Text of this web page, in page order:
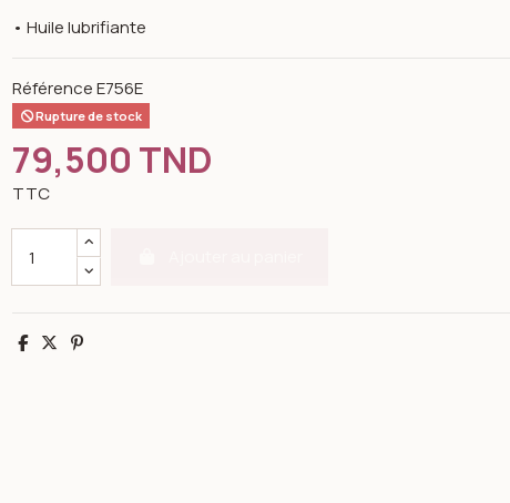
image gallery for Tondeuse à cheveux e756e noir - babyliss
• Huile lubrifiante
Référence E756E
Rupture de stock
79,500 TND
TTC
Partager
TweetPinterest